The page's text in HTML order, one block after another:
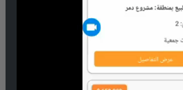
الشارع:
الجزيرة 25
عدد غرف النوم:
عرض التفاصيل